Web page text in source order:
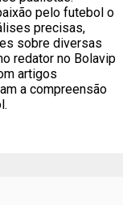
pelo futebol o
precisas,
sobre diversas
redator no Bolavip
artigos
a compreensão